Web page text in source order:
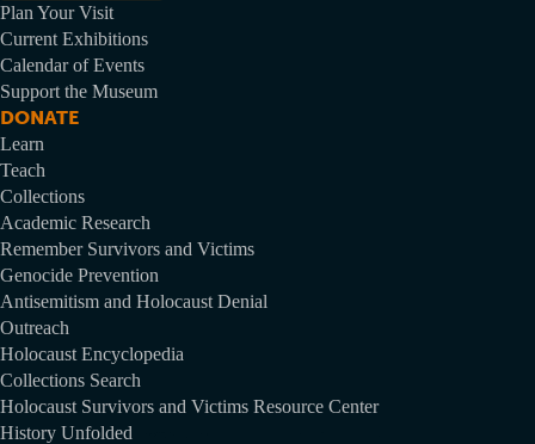
Plan Your Visit
Current Exhibitions
Calendar of Events
Support the Museum
DONATE
Learn
Teach
Collections
Academic Research
Remember Survivors and Victims
Genocide Prevention
Antisemitism and Holocaust Denial
Outreach
Holocaust Encyclopedia
Collections Search
Holocaust Survivors and Victims Resource Center
History Unfolded